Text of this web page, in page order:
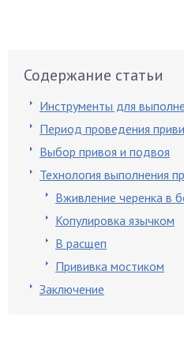
Содержание статьи
Инструменты для
Период проведения
Выбор привоя и подвоя
Технология выполнения
Вживление черенка в
Копулировка язычком
В расщеп
Прививка мостиком
Заключение